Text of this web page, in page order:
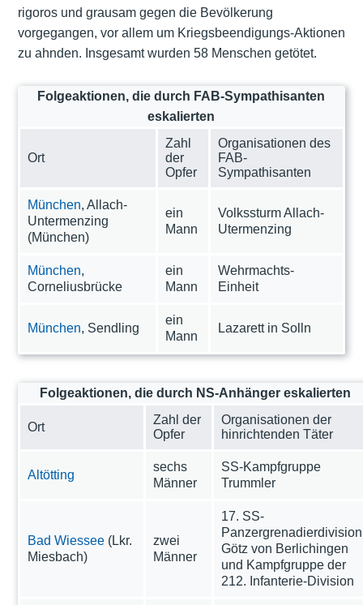
rigoros und grausam gegen die Bevölkerung
vorgegangen, vor allem um Kriegsbeendigungs-Aktionen
zu ahnden. Insgesamt wurden 58 Menschen getötet.
Folgeaktionen, die durch FAB-Sympathisanten
eskalierten
Ort
Zahl
der
Opfer
Organisationen des
FAB-
Sympathisanten
München, Allach-
Untermenzing
(München)
ein
Mann
Volkssturm Allach-
Utermenzing
München,
Corneliusbrücke
ein
Mann
Wehrmachts-
Einheit
München, Sendling
ein
Mann
Lazarett in Solln
Folgeaktionen, die durch NS-Anhänger eskalierten
Ort
Zahl der
Opfer
Organisationen der
hinrichtenden Täter
Altötting
sechs
Männer
SS-Kampfgruppe
Trummler
Bad Wiessee (Lkr.
Miesbach)
zwei
Männer
17. SS-
Panzergrenadierdivision
Götz von Berlichingen
und Kampfgruppe der
212. Infanterie-Division